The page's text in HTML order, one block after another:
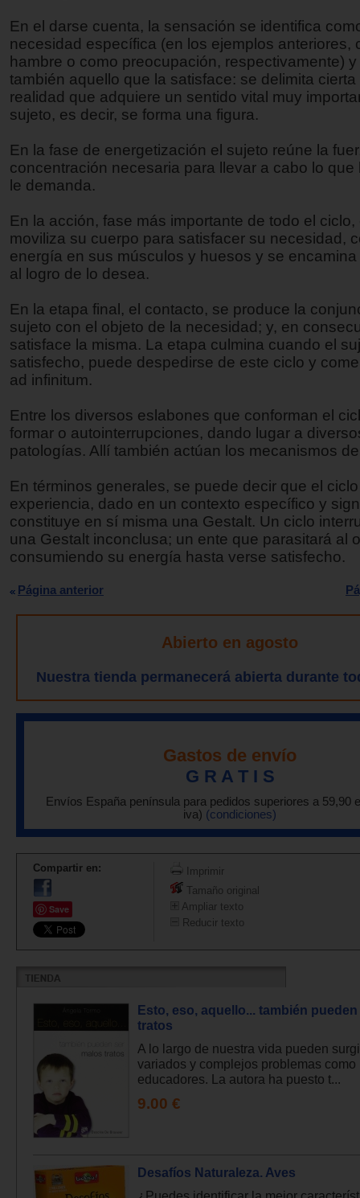
En el darse cuenta, la sensación se identifica
necesidad específica (en los ejemplos anteriores,
hambre o como preocupación, respectivamente)
también aquello que la satisface: se delimita
realidad que adquiere un sentido vital muy
sujeto, es decir, se forma una figura.
En la fase de energetización el sujeto reúne la
concentración necesaria para llevar a cabo lo que
le demanda.
En la acción, fase más importante de todo el
moviliza su cuerpo para satisfacer su necesidad,
energía en sus músculos y huesos y se
al logro de lo desea.
En la etapa final, el contacto, se produce la
sujeto con el objeto de la necesidad; y, en
satisface la misma. La etapa culmina cuando el
satisfecho, puede despedirse de este ciclo y
ad infinitum.
Entre los diversos eslabones que conforman el
formar o autointerrupciones, dando lugar a
patologías. Allí también actúan los mecanismos
En términos generales, se puede decir que el
experiencia, dado en un contexto específico y
constituye en sí misma una Gestalt. Un ciclo
una Gestalt inconclusa; un ente que parasitará al
consumiendo su energía hasta verse satisfecho.
Página anterior
Abierto en agosto
Nuestra tienda permanecerá abierta durante
Gastos de envío
G R A T I S
Envíos España península para pedidos superiores a 59,90
iva) (condiciones)
Compartir en:
Save
Imprimir
Tamaño original
Ampliar texto
Reducir texto
Esto, eso, aquello... también
tratos
A lo largo de nuestra vida pueden
variados y complejos problemas como
educadores. La autora ha puesto t...
9.00 €
Desafíos Naturaleza. Aves